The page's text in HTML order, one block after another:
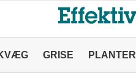
GRISE PLANTER